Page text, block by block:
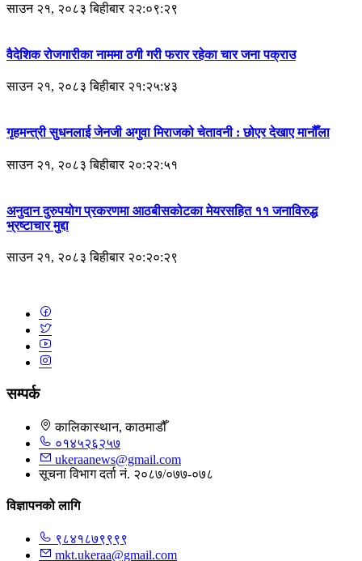
साउन २१, २०८३ बिहीबार २२:०९:२९
वैदेशिक रोजगारीका नाममा ठगी गरी फरार रहेका चार जना पक्राउ
साउन २१, २०८३ बिहीबार २१:२५:४३
गृहमन्त्री सुधनलाई जेनजी अगुवा मिराजको चेतावनी : छोएर देखाए मानौँला
साउन २१, २०८३ बिहीबार २०:२२:५१
अनुदान दुरुपयोग प्रकरणमा आठबीसकोटका मेयरसहित ११ जनाविरुद्ध
भ्रष्टाचार मुद्दा
साउन २१, २०८३ बिहीबार २०:२०:२९
सम्पर्क
कालिकास्थान, काठमाडौँ
०१४५२६२५७
ukeraanews@gmail.com
सूचना विभाग दर्ता नं. २०८७/०७७-०७८
विज्ञापनको लागि
९८४१८७९९९९
mkt.ukeraa@gmail.com